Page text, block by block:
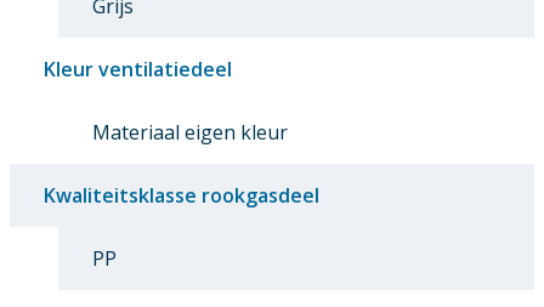
Grijs
Kleur ventilatiedeel
Materiaal eigen kleur
Kwaliteitsklasse rookgasdeel
PP